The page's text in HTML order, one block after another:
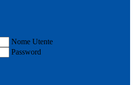
Nome Utente
Password